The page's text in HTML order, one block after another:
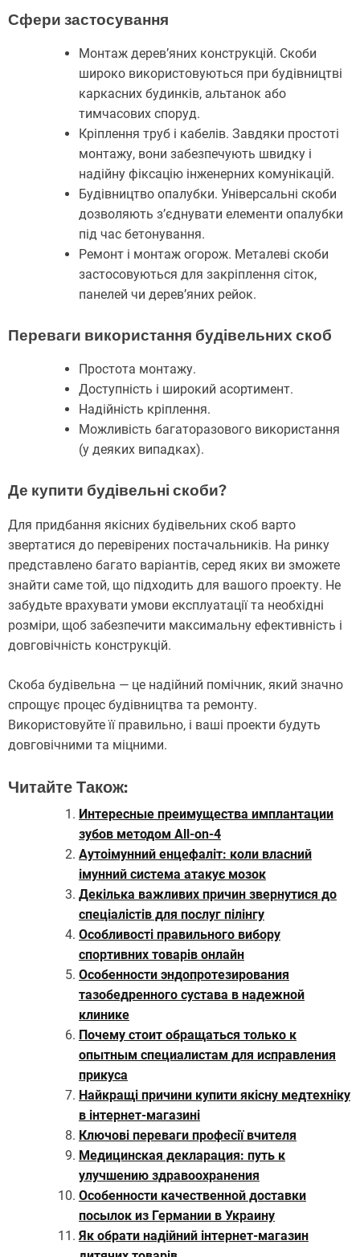
Сфери застосування
Монтаж дерев’яних конструкцій. Скоби
широко використовуються при будівництві
каркасних будинків, альтанок або
тимчасових споруд.
Кріплення труб і кабелів. Завдяки простоті
монтажу, вони забезпечують швидку і
надійну фіксацію інженерних комунікацій.
Будівництво опалубки. Універсальні скоби
дозволяють з’єднувати елементи опалубки
під час бетонування.
Ремонт і монтаж огорож. Металеві скоби
застосовуються для закріплення сіток,
панелей чи дерев’яних рейок.
Переваги використання будівельних скоб
Простота монтажу.
Доступність і широкий асортимент.
Надійність кріплення.
Можливість багаторазового використання
(у деяких випадках).
Де купити будівельні скоби?
Для придбання якісних будівельних скоб варто
звертатися до перевірених постачальників. На ринку
представлено багато варіантів, серед яких ви зможете
знайти саме той, що підходить для вашого проекту. Не
забудьте врахувати умови експлуатації та необхідні
розміри, щоб забезпечити максимальну ефективність і
довговічність конструкцій.
Скоба будівельна — це надійний помічник, який значно
спрощує процес будівництва та ремонту.
Використовуйте її правильно, і ваші проекти будуть
довговічними та міцними.
Читайте Також:
Интересные преимущества имплантации
зубов методом All-on-4
Аутоімунний енцефаліт: коли власний
імунний система атакує мозок
Декілька важливих причин звернутися до
спеціалістів для послуг пілінгу
Особливості правильного вибору
спортивних товарів онлайн
Особенности эндопротезирования
тазобедренного сустава в надежной
клинике
Почему стоит обращаться только к
опытным специалистам для исправления
прикуса
Найкращі причини купити якісну медтехніку
в інтернет-магазині
Ключові переваги професії вчителя
Медицинская декларация: путь к
улучшению здравоохранения
Особенности качественной доставки
посылок из Германии в Украину
Як обрати надійний інтернет-магазин